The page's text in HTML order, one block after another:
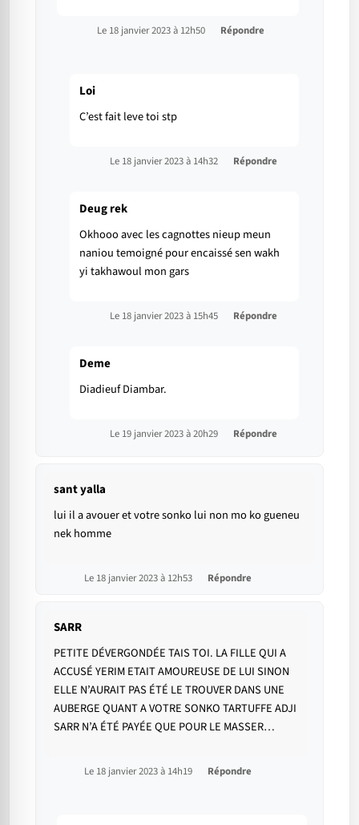
Le 18 janvier 2023 à 12h50 Répondre
Loi
C’est fait leve toi stp
Le 18 janvier 2023 à 14h32 Répondre
Deug rek
Okhooo avec les cagnottes nieup meun
naniou temoigné pour encaissé sen wakh
yi takhawoul mon gars
Le 18 janvier 2023 à 15h45 Répondre
Deme
Diadieuf Diambar.
Le 19 janvier 2023 à 20h29 Répondre
sant yalla
lui il a avouer et votre sonko lui non mo ko gueneu
nek homme
Le 18 janvier 2023 à 12h53 Répondre
SARR
PETITE DÉVERGONDÉE TAIS TOI. LA FILLE QUI A
ACCUSÉ YERIM ETAIT AMOUREUSE DE LUI SINON
ELLE N’AURAIT PAS ÉTÉ LE TROUVER DANS UNE
AUBERGE QUANT A VOTRE SONKO TARTUFFE ADJI
SARR N’A ÉTÉ PAYÉE QUE POUR LE MASSER…
Le 18 janvier 2023 à 14h19 Répondre